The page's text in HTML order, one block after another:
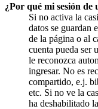
¿Por qué mi sesión
Si no activa la
datos se guardan
de la página o al
cuenta pueda ser
le reconozca
ingresar. No es
compartido, e.j.
etc. Si no ve la
ha deshabilitado